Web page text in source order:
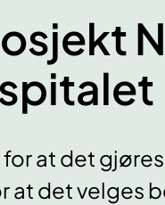
at det gjøres
at det velges